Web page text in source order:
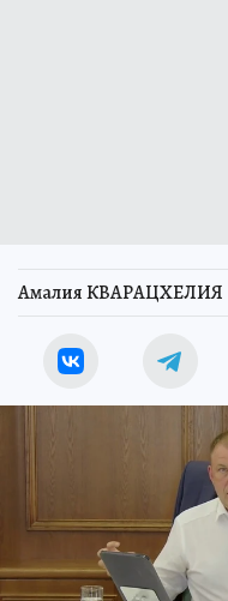
Амалия КВАРАЦХЕЛИЯ